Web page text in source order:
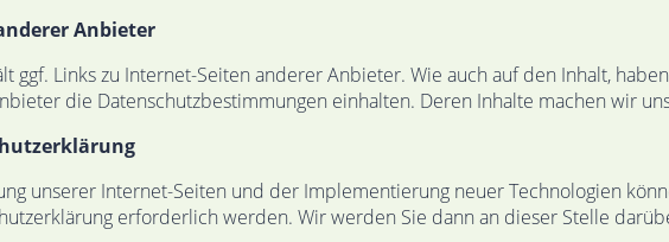
Anbieter
ggf. Links zu Internet-Seiten anderer Anbieter. Wie auch auf den Inhalt,
die Datenschutzbestimmungen einhalten. Deren Inhalte machen wir
unserer Internet-Seiten und der Implementierung neuer Technologien
erforderlich werden. Wir werden Sie dann an dieser Stelle